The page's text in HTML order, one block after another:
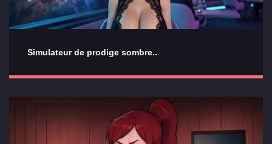
Simulateur de prodige sombre..